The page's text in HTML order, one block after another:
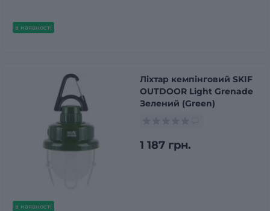
в наявності
в наявності
Ліхтар кемпінговий SKIF
OUTDOOR Light Grenade
Зелений (Green)
1 187 грн.